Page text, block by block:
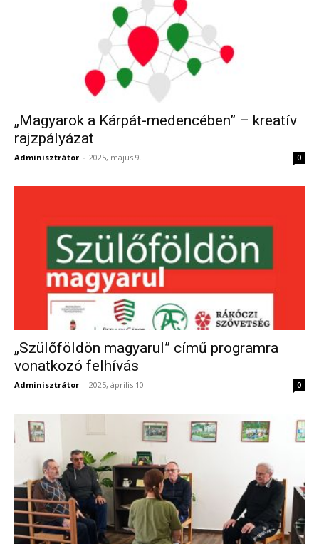
„Magyarok a Kárpát-medencében” – kreatív
rajzpályázat
Adminisztrátor - 2025, május 9. 0
„Szülőföldön magyarul” című programra
vonatkozó felhívás
Adminisztrátor - 2025, április 10. 0